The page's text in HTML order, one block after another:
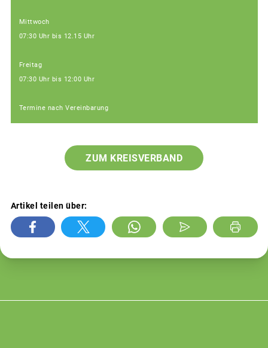
Mittwoch
07:30 Uhr bis 12.15 Uhr
Freitag
07:30 Uhr bis 12:00 Uhr
Termine nach Vereinbarung
ZUM KREISVERBAND
Artikel teilen über: